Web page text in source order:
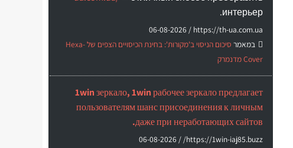
интерьер.
https://th-ua.com.ua /
06-08-2026
במאמר
סיכום הניסוי ב'מקורות': בחינת הכיסויים הצפים של Hexa-
Cover מדנמרק
1win зеркало, 1win рабочее зеркало предлагает
пользователям шанс присоединения к личным
даже при неработающих сайтов.
https://1win-iaj85.buzz/ /
06-08-2026